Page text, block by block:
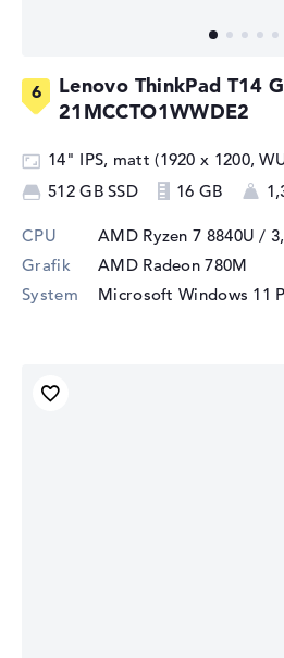
Lenovo ThinkPad T14
21MCCTO1WWDE2
14" IPS, matt (1920 x 1200,
512 GB SSD
16 GB
CPU AMD Ryzen 7 8840U /
Grafik
AMD Radeon 780M
System
Microsoft Windows 11